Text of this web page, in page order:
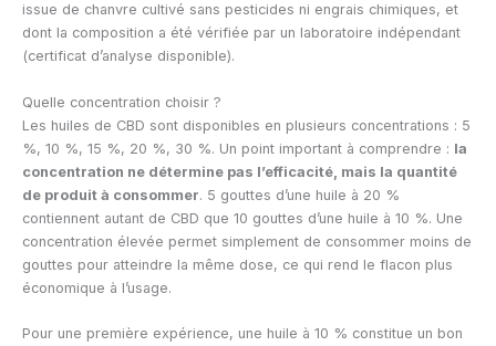
issue de chanvre cultivé sans pesticides ni engrais chimiques, et
dont la composition a été vérifiée par un laboratoire indépendant
(certificat d’analyse disponible).
Quelle concentration choisir ?
Les huiles de CBD sont disponibles en plusieurs concentrations : 5
%, 10 %, 15 %, 20 %, 30 %. Un point important à comprendre : la
concentration ne détermine pas l’efficacité, mais la quantité
de produit à consommer. 5 gouttes d’une huile à 20 %
contiennent autant de CBD que 10 gouttes d’une huile à 10 %. Une
concentration élevée permet simplement de consommer moins de
gouttes pour atteindre la même dose, ce qui rend le flacon plus
économique à l’usage.
Pour une première expérience, une huile à 10 % constitue un bon